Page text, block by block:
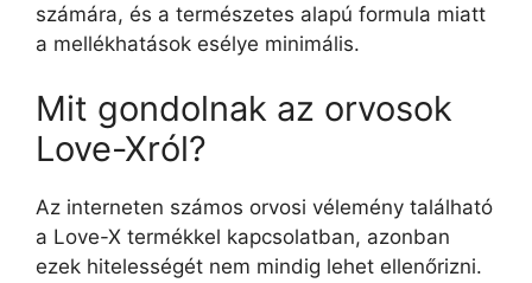
számára, és a természetes alapú formula miatt
a mellékhatások esélye minimális.
Mit gondolnak az orvosok
Love-Xról?
Az interneten számos orvosi vélemény található
a Love-X termékkel kapcsolatban, azonban
ezek hitelességét nem mindig lehet ellenőrizni.